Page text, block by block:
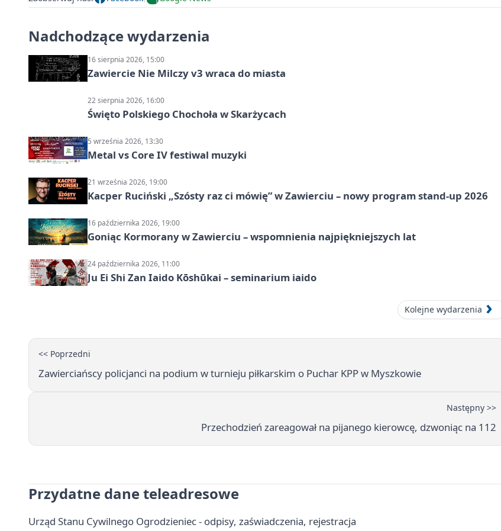
Nadchodzące wydarzenia
16 sierpnia 2026, 15:00
Zawiercie Nie Milczy v3 wraca do miasta
22 sierpnia 2026, 16:00
Święto Polskiego Chochoła w Skarżycach
5 września 2026, 13:30
Metal vs Core IV festiwal muzyki
21 września 2026, 19:00
Kacper Ruciński „Szósty raz ci mówię” w Zawierciu – nowy program stand-up 2026
16 października 2026, 19:00
Goniąc Kormorany w Zawierciu – wspomnienia najpiękniejszych lat
24 października 2026, 11:00
Ju Ei Shi Zan Iaido Kōshūkai – seminarium iaido
Kolejne wydarzenia
<< Poprzedni
Zawierciańscy policjanci na podium w turnieju piłkarskim o Puchar KPP w Myszkowie
Następny >>
Przechodzień zareagował na pijanego kierowcę, dzwoniąc na 112
Przydatne dane teleadresowe
Urząd Stanu Cywilnego Ogrodzieniec - odpisy, zaświadczenia, rejestracja